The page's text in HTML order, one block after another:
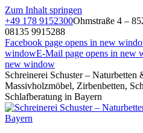
Zum Inhalt springen
+49 178 9152300Ohmstraße 4 –
08135 9915288
Facebook page opens in new
windowE-Mail page opens in new
new window
Schreinerei Schuster – Naturbetten
Massivholzmöbel, Zirbenbetten,
Schlafberatung in Bayern